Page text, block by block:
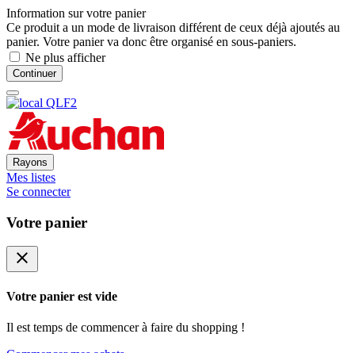
Information sur votre panier
Ce produit a un mode de livraison différent de ceux déjà ajoutés au
panier. Votre panier va donc être organisé en sous-paniers.
Ne plus afficher
Continuer
Rayons
Mes listes
Se connecter
Votre panier
close
Votre panier est vide
Il est temps de commencer à faire du shopping !